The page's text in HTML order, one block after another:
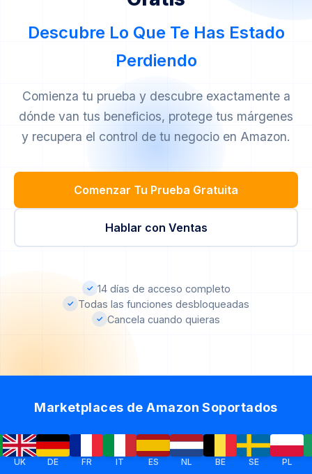
. Está diseñado para ayudar a nuevos
vendedores a hacer crecer su negocio antes
automáticamente al plan básico de Análisis.
coste adicional. Este modelo basado en uso asegura
Descubre Lo Que Te Has Estado
Perdiendo
Comienza tu prueba y descubre exactamente a
dónde van tus beneficios, protege tus márgenes
y recupera el control de tu negocio en Amazon.
Comenzar Tu Prueba Gratuita
Hablar con Ventas
✓ 14 días de acceso completo
✓ Todas las funciones desbloqueadas
✓ Cancela cuando quieras
Marketplaces de Amazon Soportados
DE FR IT ES NL BE SE PL IE